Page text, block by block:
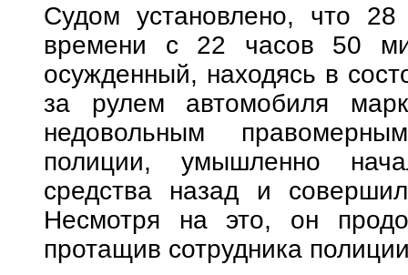
Судом установлено, что
времени с 22 часов 50
осужденный, находясь в
за рулем автомобиля
недовольным
полиции, умышленно
средства назад и
Несмотря на это, он
протащив сотрудника